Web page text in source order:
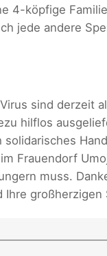
4-köpfige
jede andere
sind derzeit
hilflos
solidarisches
Frauendorf
muss.
Ihre großherzigen